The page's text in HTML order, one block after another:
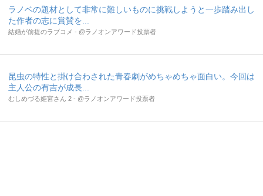
ラノベの題材として非常に難しいものに挑戦しようと一歩踏み出し
た作者の志に賞賛を...
結婚が前提のラブコメ - @ラノオンアワード投票者
昆虫の特性と掛け合わされた青春劇がめちゃめちゃ面白い。今回は
主人公の有吉が成長...
むしめづる姫宮さん 2 - @ラノオンアワード投票者